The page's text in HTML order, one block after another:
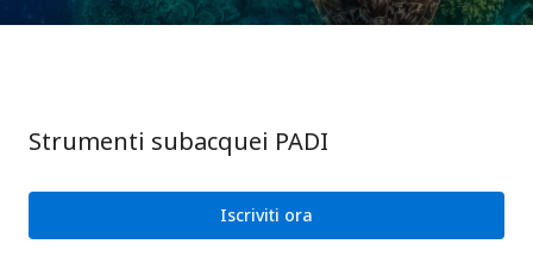
Strumenti subacquei PADI
Iscriviti ora